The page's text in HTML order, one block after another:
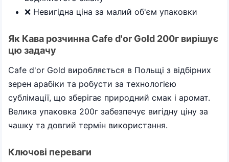
❌ Невигідна ціна за малий об'єм упаковки
Як Кава розчинна Cafe d'or Gold 200г вирішує
цю задачу
Cafe d'or Gold виробляється в Польщі з відбірних
зерен арабіки та робусти за технологією
сублімації, що зберігає природний смак і аромат.
Велика упаковка 200г забезпечує вигідну ціну за
чашку та довгий термін використання.
Ключові переваги